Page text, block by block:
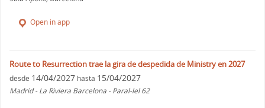
Open in app
Route to Resurrection trae la gira de despedida de Ministry en 2027
desde 14/04/2027 hasta 15/04/2027
Madrid - La Riviera Barcelona - Paral-lel 62